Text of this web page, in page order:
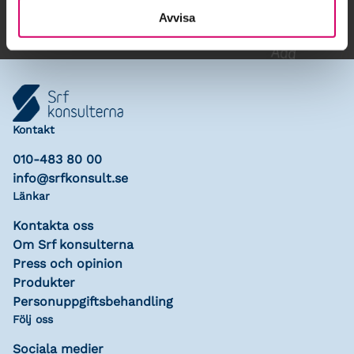
Avvisa
Kontakt
010-483 80 00
info@srfkonsult.se
Länkar
Kontakta oss
Om Srf konsulterna
Press och opinion
Produkter
Personuppgiftsbehandling
Följ oss
Sociala medier